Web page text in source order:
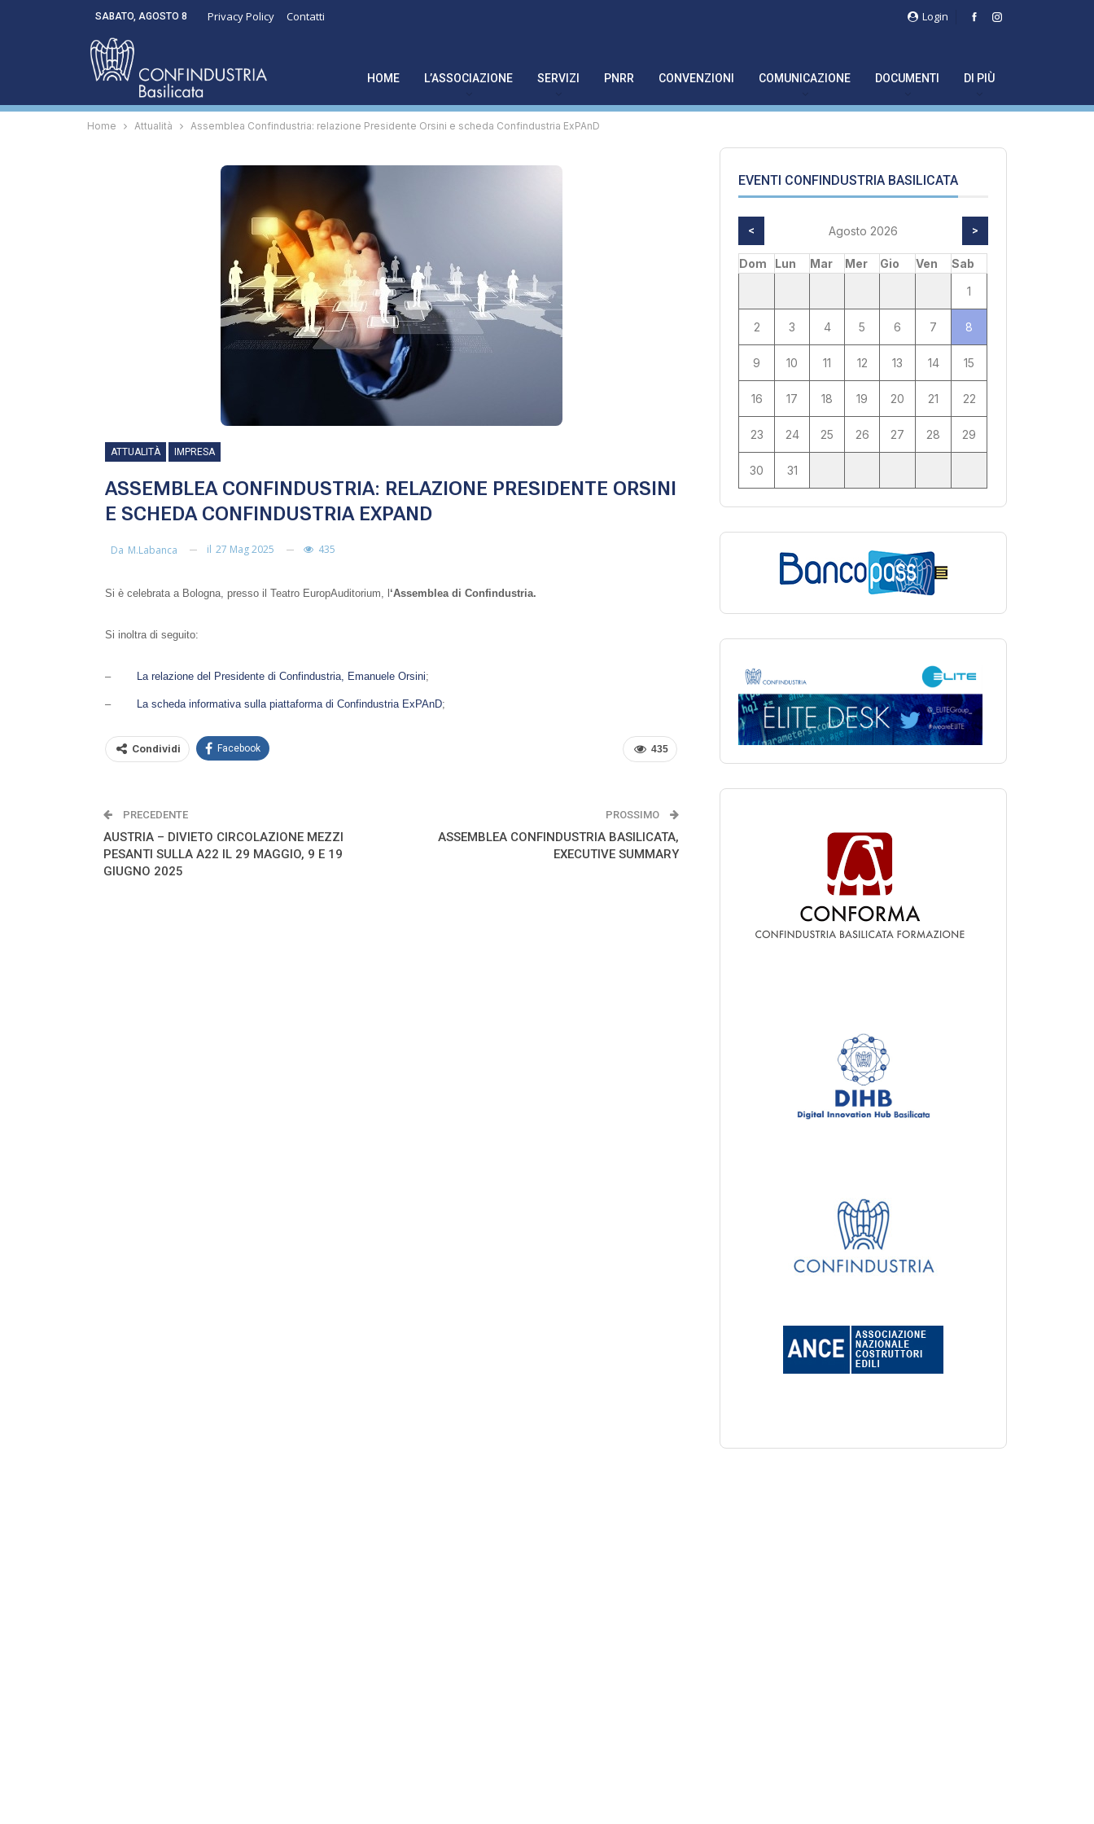
Login
SABATO, AGOSTO 8 Privacy Policy Contatti
HOME L’ASSOCIAZIONE SERVIZI PNRR CONVENZIONI COMUNICAZIONE DOCUMENTI DI PIÙ
Home Attualità Assemblea Confindustria: relazione Presidente Orsini e scheda Confindustria ExPAnD
ATTUALITÀ IMPRESA
ASSEMBLEA CONFINDUSTRIA: RELAZIONE PRESIDENTE ORSINI
E SCHEDA CONFINDUSTRIA EXPAND
Da M.labanca il 27 Mag 2025 435
Si è celebrata a Bologna, presso il Teatro EuropAuditorium, l ‘Assemblea di Confindustria.
Si inoltra di seguito:
– La relazione del Presidente di Confindustria, Emanuele Orsini;
– La scheda informativa sulla piattaforma di Confindustria ExPAnD;
435
Condividi Facebook
PRECEDENTE
AUSTRIA – DIVIETO CIRCOLAZIONE MEZZI
PESANTI SULLA A22 IL 29 MAGGIO, 9 E 19
GIUGNO 2025
PROSSIMO
ASSEMBLEA CONFINDUSTRIA BASILICATA,
EXECUTIVE SUMMARY
EVENTI CONFINDUSTRIA BASILICATA
< Agosto 2026 >
Dom Lun Mar Mer Gio Ven
Sab
1
2 3 4 5 6 7 8
9 10 11 12 13 14 15
16 17 18 19 20 21 22
23 24 25 26 27 28 29
30 31